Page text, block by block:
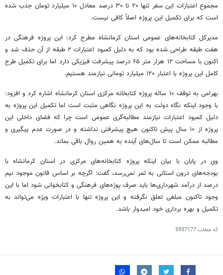
مجموع اعتبارات این سفر تنها ۲۰ تا ۳۰ درصد معادل ۱۰ میلیارد تومان جذب شده
است که برای تکمیل این پروژه اصلاً کافی نیست.
مدیرکل کتابخانه‌های عمومی استان کرمانشاه مطرح کرد: این پروژه فرهنگی در
هفت طبقه طراحی شده بود که به دلیل کمبود اعتبارات ۲ طبقه از آن حذف شد و
اکنون با مساحت ۱۲ هزار متر ۶۵ درصد پیشرفت فیزیکی دارد اما برای تکمیل طرح
کامل این پروژه با اعتبار ۱۲۰ میلیارد تومانی نیازمند هستیم.
بهرامی به توقف ۱۰ ساله پروژه کتابخانه مرکزی استان کرمانشاه اشاره کرد و افزود:
با وجود اینکه نگاه دولت به این پروژه نگاهی مثبت است اما تکمیل این پروژه به
دلیل کمبود اعتبارات نیازمند مطالبه‌گری عمومی است چرا که فضای داخلی این
پروژه از ۱۰ سال پیش تاکنون هیچ پیشرفتی نداشته و در صورت عدم پیگیری و
مطالبه ممکن است تا سال‌های آینده به همین روال باقی بماند.
وی در پایان با بیان اینکه پروژه کتابخانه‌های مرکزی در استان کرمانشاه با
بودجه‌های درون استانی به ثمر نمی‌رسد، گفت: اگرچه بر اساس قانون موجود نیم
درصد از درآمد شهرداری‌ها باید صرف پوژه‌های فرهنگی و کتابخوانی شود اما با این
وجود تاکنون مبلغی تعلق نگرفته و این پروژه تنها با اعتبارات ویژه می‌تواند به
تکمیل و بهره برداری خود امیدوار باشد.
کد مطلب5937177